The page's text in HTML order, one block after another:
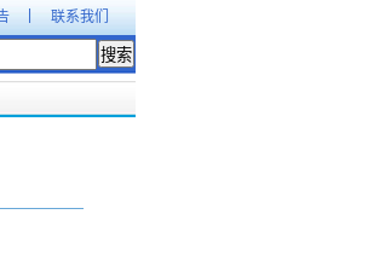
联系我们